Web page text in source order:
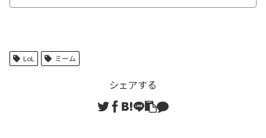
LoL ミーム
シェアする